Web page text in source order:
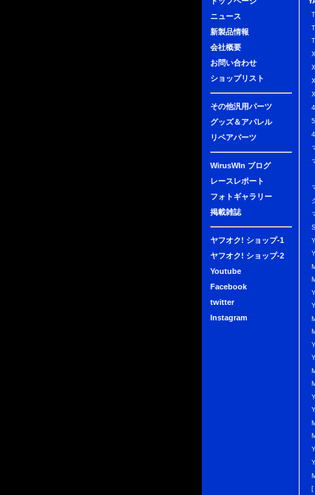
ニュース
新製品情報
会社概要
お問い合わせ
ショップリスト
その他汎用パーツ
グッズ＆アパレル
リペアパーツ
WirusWIn ブログ
レースレポート
フォトギャラリー
掲載雑誌
ヤフオク! ショップ-1
ヤフオク! ショップ-2
Youtube
Facebook
twitter
Instagram
[